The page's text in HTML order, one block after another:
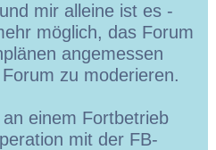
mir alleine ist es -
möglich, das Forum
angemessen
zu moderieren.
einem Fortbetrieb
mit der FB-